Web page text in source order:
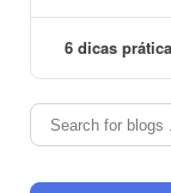
6 dicas